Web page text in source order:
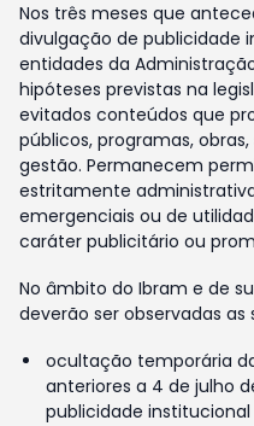
Nos três meses que
divulgação de publicidade
entidades da
hipóteses previstas na
evitados conteúdos que
públicos, programas,
gestão. Permanecem
estritamente
emergenciais ou de
caráter publicitário ou
No âmbito do Ibram e de
deverão ser observadas
ocultação temporária
anteriores a 4 de julho
publicidade